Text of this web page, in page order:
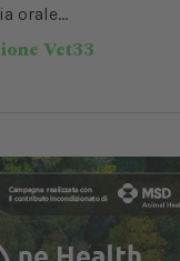
orale...
Vet33